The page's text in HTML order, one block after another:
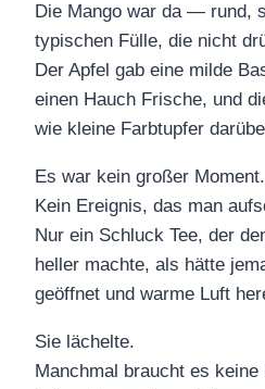
Die Mango war da — rund,
typischen Fülle, die nicht
Der Apfel gab eine milde
einen Hauch Frische, und
wie kleine Farbtupfer
Es war kein großer Moment.
Kein Ereignis, das man
Nur ein Schluck Tee, der
heller machte, als hätte
geöffnet und warme Luft
Sie lächelte.
Manchmal braucht es